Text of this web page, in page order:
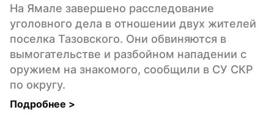
На Ямале завершено расследование
уголовного дела в отношении двух жителей
поселка Тазовского. Они обвиняются в
вымогательстве и разбойном нападении с
оружием на знакомого, сообщили в СУ СКР
по округу.
Подробнее >